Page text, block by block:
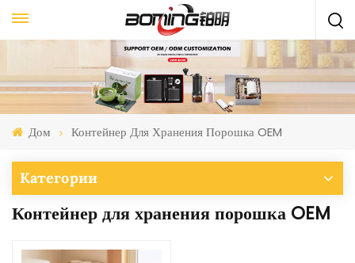
Дом Контейнер Для Хранения Порошка OEM
Категории
Контейнер для хранения порошка OEM